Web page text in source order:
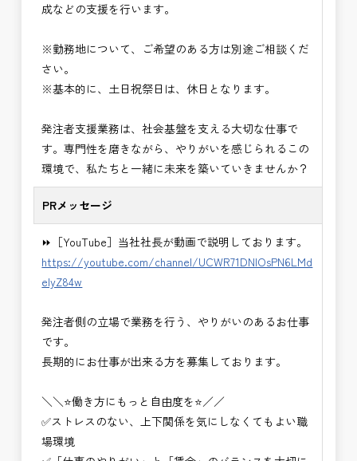
■勤務地について、ご希望のある方は別途ご相談く
国土交通省、地方自治体
（東北地方、関東地方、中部地方、近畿地方など）
■発注者支援業務＜希望する業務をお選びくださ
・＜急募＞工事監督支援業務
・＜急募＞資料作成業務
・NEXCO（ネクスコ）施工管理
・NEXCO（ネクスコ）保全調査
・電気工事監督支援業務
・積算技術業務
・設計コンサルティング業務（数量算出、図面の
修正など）
・河川巡視支援業務
・道路許認可審査・適正化指導業務
・調査設計資料作成業務
・建設プロジェクト・マネジメント業務
※応募書類等の送付方法につきましては、基本的に
Ｅメールで送付
頂きたいと思います。
成などの支援を行います。
※勤務地について、ご希望のある方は別途ご相談くだ
さい。
※基本的に、土日祝祭日は、休日となります。
発注者支援業務は、社会基盤を支える大切な仕事で
す。専門性を磨きながら、やりがいを感じられるこの
環境で、私たちと一緒に未来を築いていきませんか？
PRメッセージ
⏩［YouTube］当社社長が動画で説明しております。
https://youtube.com/channel/UCWR71DNlOsPN6LMd
eIyZ84w
発注者側の立場で業務を行う、やりがいのあるお仕事
です。
長期的にお仕事が出来る方を募集しております。
＼＼⭐働き方にもっと自由度を⭐／／
✅ストレスのない、上下関係を気にしなくてもよい職
場環境